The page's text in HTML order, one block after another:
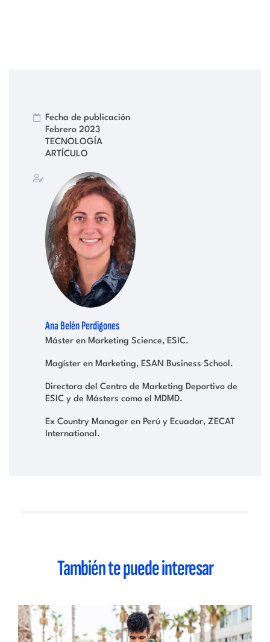
Fecha de publicación
Febrero 2023
TECNOLOGÍA
ARTÍCULO
Ana Belén Perdigones
Máster en Marketing Science, ESIC.
Magíster en Marketing, ESAN Business School.
Directora del Centro de Marketing Deportivo de
ESIC y de Másters como el MDMD.
Ex Country Manager en Perú y Ecuador, ZECAT
International.
También te puede interesar